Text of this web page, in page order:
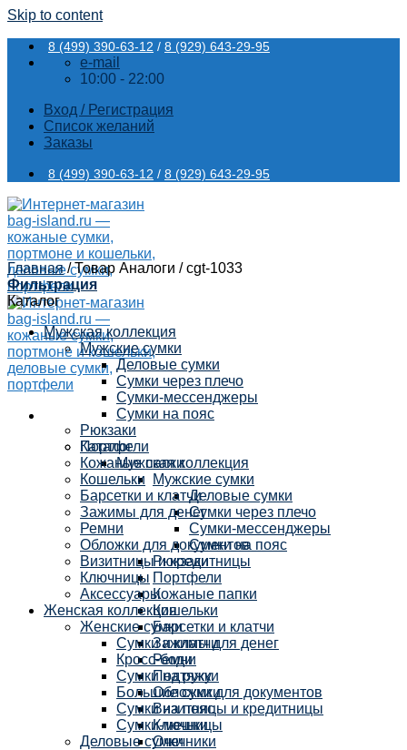
Skip to content
8 (499) 390-63-12 / 8 (929) 643-29-95
e-mail
10:00 - 22:00
Вход / Регистрация
Список желаний
Заказы
8 (499) 390-63-12 / 8 (929) 643-29-95
Каталог
Мужская коллекция
Мужские сумки
Деловые сумки
Сумки через плечо
Сумки-мессенджеры
Сумки на пояс
Рюкзаки
Портфели
Кожаные папки
Кошельки
Барсетки и клатчи
Зажимы для денег
Ремни
Подтяжки
Обложки для документов
Визитницы и кредитницы
Ключницы
Очечники
Главная /Товар Аналоги /cgt-1033
Фильтрация
Каталог
Мужская коллекция
Мужские сумки
Деловые сумки
Сумки через плечо
Сумки-мессенджеры
Сумки на пояс
Рюкзаки
Портфели
Кожаные папки
Кошельки
Барсетки и клатчи
Зажимы для денег
Ремни
Обложки для документов
Визитницы и кредитницы
Ключницы
Аксессуары
Женская коллекция
Женские сумки
Сумки и клатчи
Кросс-боди
Сумки на руку
Большие сумки
Сумки на пояс
Сумки-мешки
Деловые сумки